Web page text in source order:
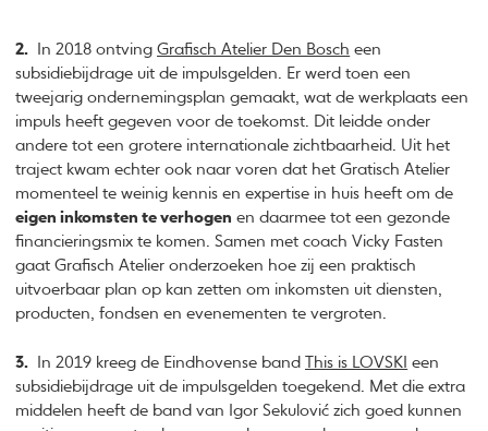
2. In 2018 ontvingGrafisch Atelier Den Bosch een
subsidiebijdrage uit de impulsgelden. Er werd toen een
tweejarig ondernemingsplan gemaakt, wat de werkplaats een
impuls heeft gegeven voor de toekomst. Dit leidde onder
andere tot een grotere internationale zichtbaarheid. Uit het
traject kwam echter ook naar voren dat het Gratisch Atelier
momenteel te weinig kennis en expertise in huis heeft om de
eigen inkomsten te verhogen en daarmee tot een gezonde
financieringsmix te komen. Samen met coach Vicky Fasten
gaat Grafisch Atelier onderzoeken hoe zij een praktisch
uitvoerbaar plan op kan zetten om inkomsten uit diensten,
producten, fondsen en evenementen te vergroten.
3. In 2019 kreeg de Eindhovense bandThis is LOVSKI een
subsidiebijdrage uit de impulsgelden toegekend. Met die extra
middelen heeft de band van Igor Sekulović zich goed kunnen